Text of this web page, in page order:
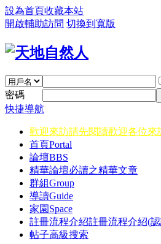
設為首頁收藏本站
開啟輔助訪問 切換到寬版
密碼
快捷導航
歡迎來訪請先閱讀歡迎各位來
首頁Portal
論壇BBS
精華論壇必讀之精華文章
群組Group
導讀Guide
家園 Space
註冊流程介紹註冊流程介紹(
帖子高級搜索